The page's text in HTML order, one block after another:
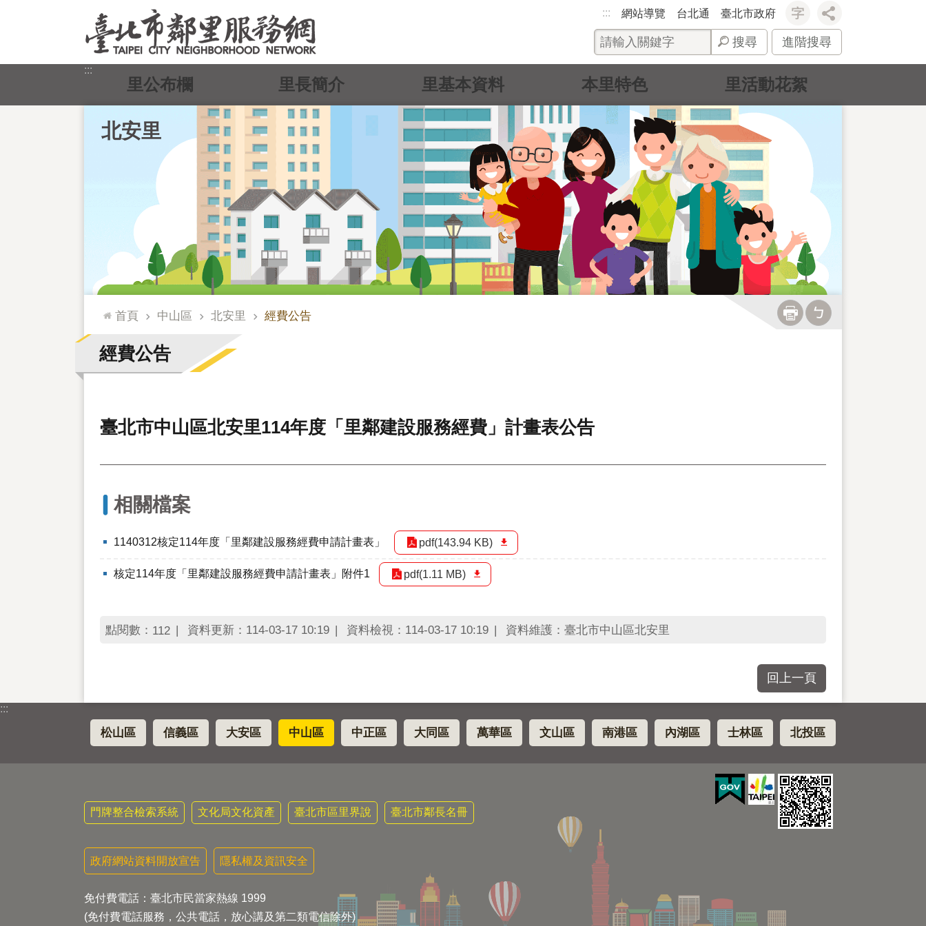
::: 網站導覽 台北通 臺北市政府
搜尋 進階搜尋
:::
北安里
里公布欄 里長簡介 里基本資料 本里特色 里活動花絮
::: 首頁 中山區 北安里 經費公告
經費公告
臺北市中山區北安里114年度「里鄰建設服務經費」計畫表公告
相關檔案
1140312核定114年度「里鄰建設服務經費申請計畫表」 pdf(143.94 KB)
核定114年度「里鄰建設服務經費申請計畫表」附件1 pdf(1.11 MB)
點閱數： 112 資料更新：114-03-17 10:19 資料檢視：114-03-17 10:19 資料維護：臺北市中山區北安里
回上一頁
:::
松山區 信義區 大安區 中山區 中正區 大同區 萬華區 文山區 南港區 內湖區 士林區 北投區
門牌整合檢索系統 文化局文化資產 臺北市區里界說 臺北市鄰長名冊
政府網站資料開放宣告 隱私權及資訊安全
免付費電話：臺北市民當家熱線 1999
(免付費電話服務，公共電話，放心講及第二類電信除外)